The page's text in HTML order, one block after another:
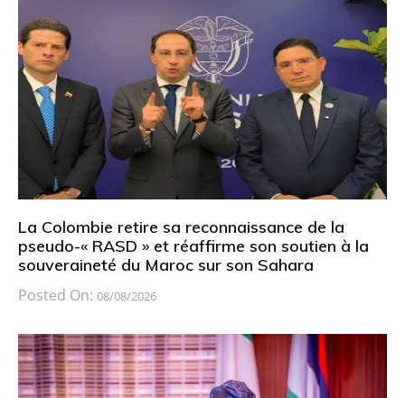
La Colombie retire sa reconnaissance de la
pseudo-« RASD » et réaffirme son soutien à la
souveraineté du Maroc sur son Sahara
Posted On: 08/08/2026